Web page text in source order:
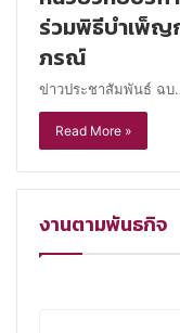
ร่วมพิธีบำเพ็ญ
ภรณ์
ข่าวประชาสัมพันธ์ ฉบ
Read More »
งานตามพันธกิจ